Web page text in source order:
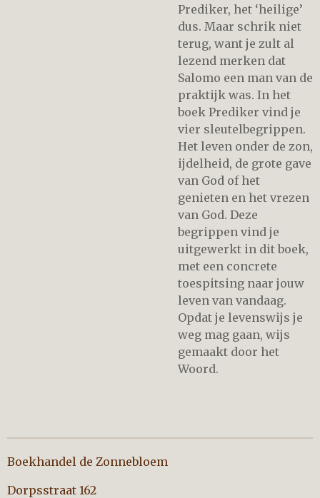
Prediker, het ‘heilige’
dus. Maar schrik niet
terug, want je zult al
lezend merken dat
Salomo een man van de
praktijk was. In het
boek Prediker vind je
vier sleutelbegrippen.
Het leven onder de zon,
ijdelheid, de grote gave
van God of het
genieten en het vrezen
van God. Deze
begrippen vind je
uitgewerkt in dit boek,
met een concrete
toespitsing naar jouw
leven van vandaag.
Opdat je levenswijs je
weg mag gaan, wijs
gemaakt door het
Woord.
Boekhandel de Zonnebloem
Dorpsstraat 162